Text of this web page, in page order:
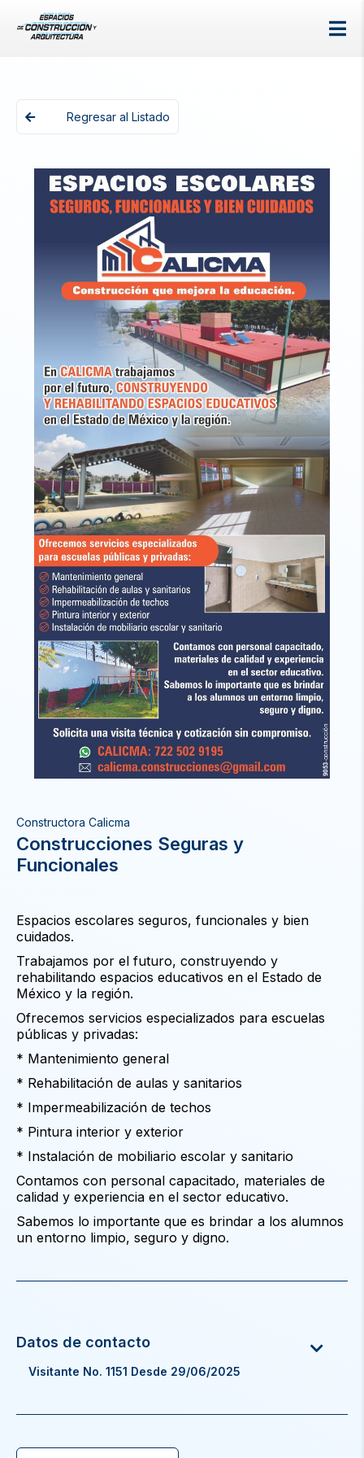
Regresar al Listado
Constructora Calicma
Construcciones Seguras y
Funcionales
Espacios escolares seguros, funcionales y bien
cuidados.
Trabajamos por el futuro, construyendo y
rehabilitando espacios educativos en el Estado de
México y la región.
Ofrecemos servicios especializados para escuelas
públicas y privadas:
* Mantenimiento general
* Rehabilitación de aulas y sanitarios
* Impermeabilización de techos
* Pintura interior y exterior
* Instalación de mobiliario escolar y sanitario
Contamos con personal capacitado, materiales de
calidad y experiencia en el sector educativo.
Sabemos lo importante que es brindar a los alumnos
un entorno limpio, seguro y digno.
Visitante No. 1151 Desde 29/06/2025